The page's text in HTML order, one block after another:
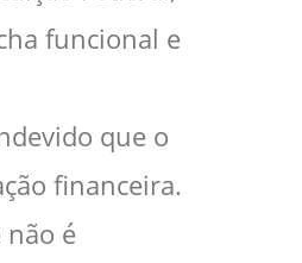
funcional e
que o
financeira.
não é